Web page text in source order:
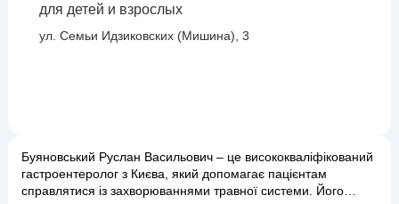
для детей и взрослых
ул. Семьи Идзиковских (Мишина), 3
Буяновський Руслан Васильович – це висококваліфікований
гастроентеролог з Києва, який допомагає пацієнтам
справлятися із захворюваннями травної системи. Його